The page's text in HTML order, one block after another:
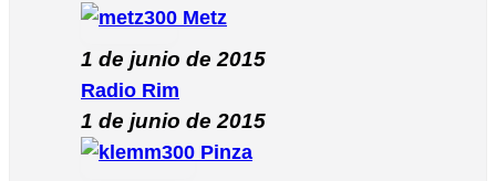
Metz
1 de junio de 2015
Radio Rim
1 de junio de 2015
Pinza